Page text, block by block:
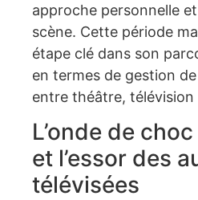
approche personnelle
scène. Cette période
étape clé dans son
en termes de gestion
entre théâtre, télévision
L’onde de
et l’essor des
télévisées